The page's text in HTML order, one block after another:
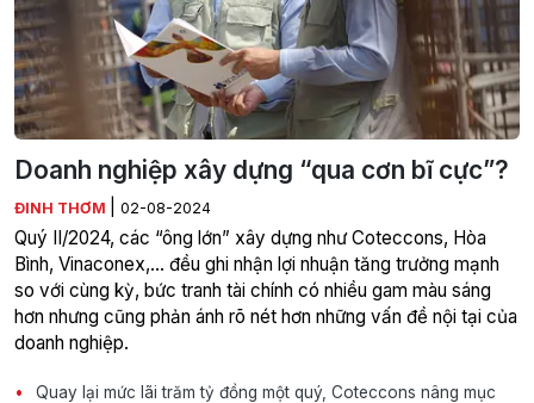
Doanh nghiệp xây dựng “qua cơn bĩ cực”?
ĐINH THƠM 02-08-2024
Quý II/2024, các “ông lớn” xây dựng như Coteccons, Hòa
Bình, Vinaconex,... đều ghi nhận lợi nhuận tăng trưởng mạnh
so với cùng kỳ, bức tranh tài chính có nhiều gam màu sáng
hơn nhưng cũng phản ánh rõ nét hơn những vấn đề nội tại của
doanh nghiệp.
Quay lại mức lãi trăm tỷ đồng một quý, Coteccons nâng mục